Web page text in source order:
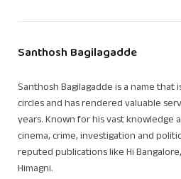
Santhosh Bagilagadde
Santhosh Bagilagadde is a name that
circles and has rendered valuable
years. Known for his vast knowledge
cinema, crime, investigation and
reputed publications like Hi
Himagni.